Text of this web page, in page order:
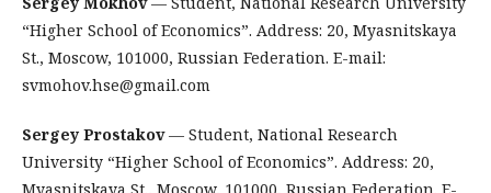
“Higher School of Economics”. Address: 20, Myasnitskaya
St., Moscow, 101000, Russian Federation. E-mail:
svmohov.hse@gmail.com
Sergey Prostakov— Student, National Research
University “Higher School of Economics”. Address: 20,